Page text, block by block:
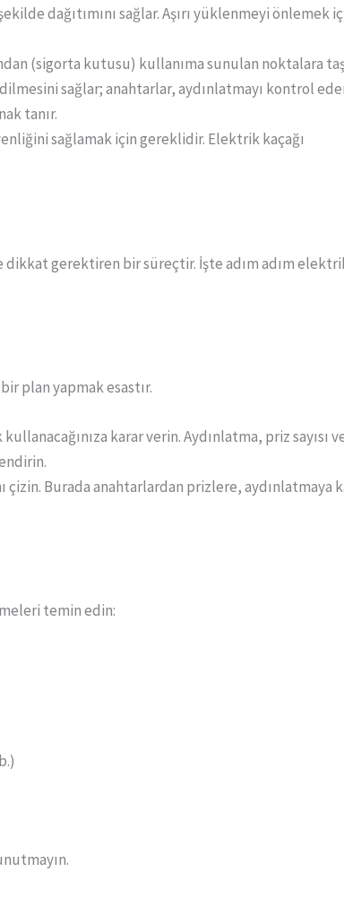
dağıtımını sağlar. Aşırı yüklenmeyi önlemek
(sigorta kutusu) kullanıma sunulan noktalara
sağlar; anahtarlar, aydınlatmayı kontrol
tanır.
sağlamak için gereklidir. Elektrik kaçağı
gerektiren bir süreçtir. İşte adım adım
plan yapmak esastır.
karar verin. Aydınlatma, priz sayısı
çizin. Burada anahtarlardan prizlere, aydınlatmaya
temin edin: